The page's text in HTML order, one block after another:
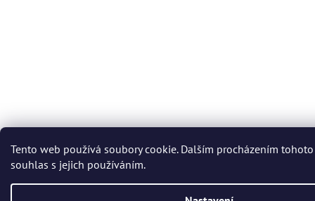
Tento web používá soubory cookie. Dalším procházením
souhlas s jejich používáním.